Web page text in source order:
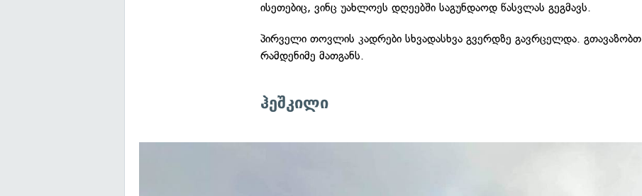
ისეთებიც, ვინც უახლოეს დღეებში საგუნდაოდ წასვლას გეგმავს.
პირველი თოვლის კადრები სხვადასხვა გვერდზე გავრცელდა. გთავაზობთ
რამდენიმე მათგანს.
ჰეშკილი